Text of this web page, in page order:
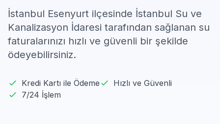
İstanbul Esenyurt ilçesinde İstanbul Su ve
Kanalizasyon İdaresi tarafından sağlanan su
faturalarınızı hızlı ve güvenli bir şekilde
ödeyebilirsiniz.
Kredi Kartı ile Ödeme
Hızlı ve Güvenli
7/24 İşlem